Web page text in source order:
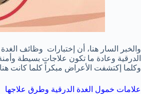
والخبر السار هنا، أن إختبارات وظائف
الدرقية وعادة ما تكون علاجات بسيطة
وكلما إكتشفت الأعراض مبكراً كلما كانت
علامات خمول الغدة الدرقية وطرق علاجها